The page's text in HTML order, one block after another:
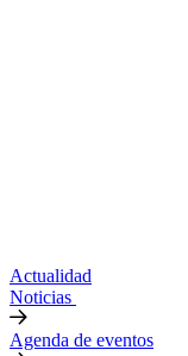
Actualidad
Noticias
Agenda de eventos